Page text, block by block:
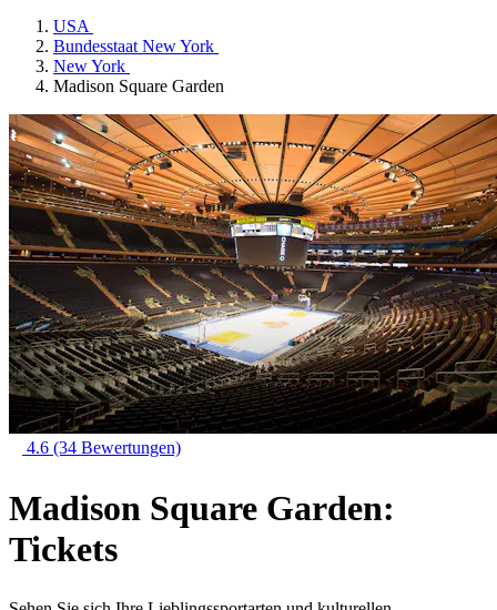
USA
Bundesstaat New York
New York
Madison Square Garden
4.6 (34 Bewertungen)
Madison Square Garden:
Tickets